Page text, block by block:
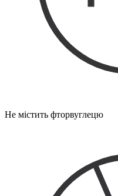
Не містить фторвуглецю